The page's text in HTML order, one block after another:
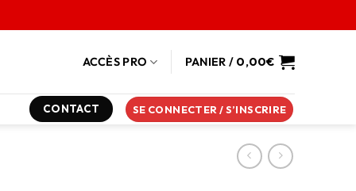
ACCÈS PRO PANIER / 0,00€
CONTACT SE CONNECTER / S’INSCRIRE